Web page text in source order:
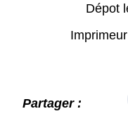
Dépot
Partager :